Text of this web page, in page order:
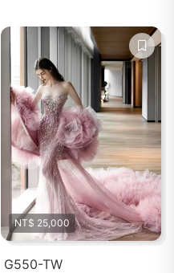
NT$ 25,000
G550-TW